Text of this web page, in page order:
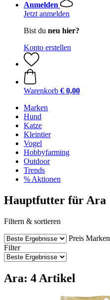
Anmelden
Jetzt anmelden
Bist du neu hier?
Konto erstellen
Warenkorb € 0,00
Marken
Hund
Katze
Kleintier
Vogel
Hobbyfarming
Outdoor
Trends
% Aktionen
Hauptfutter für Ara
Filtern & sortieren
Preis Marken
Filter
Ara: 4 Artikel